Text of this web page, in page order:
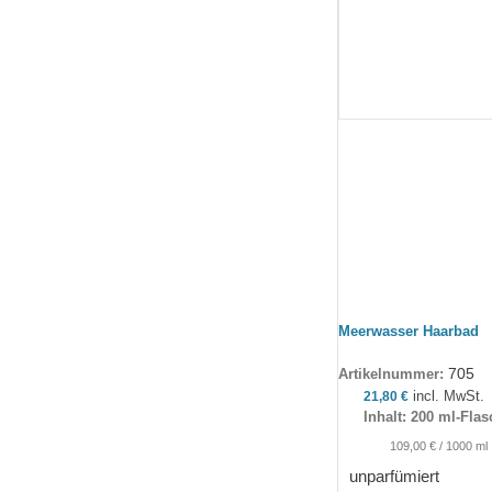
Meerwasser Haarbad
Artikelnummer: 705
21,80€ incl. MwSt.
Inhalt: 200 ml-
109,00 €/ 1000 ml
unparfümiert